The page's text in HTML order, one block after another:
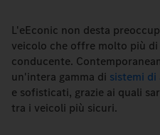
L'eEconic non desta
veicolo che offre molto più
conducente.
un'intera gamma di sistemi di
e sofisticati, grazie ai quali
tra i veicoli più sicuri.